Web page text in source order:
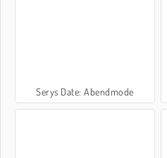
Serys Date: Abendmode